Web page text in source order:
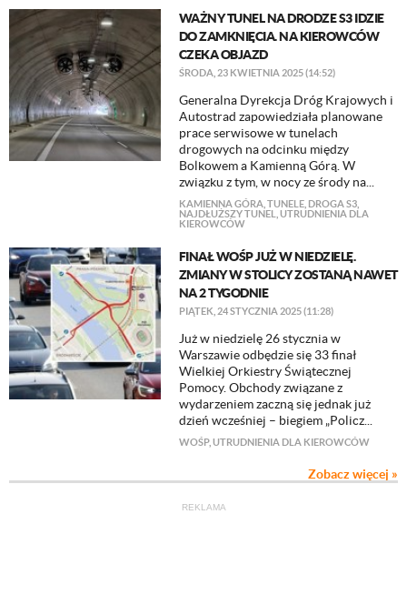
WAŻNY TUNEL NA DRODZE S3 IDZIE
DO ZAMKNIĘCIA. NA KIEROWCÓW
CZEKA OBJAZD
ŚRODA, 23 KWIETNIA 2025 (14:52)
Generalna Dyrekcja Dróg Krajowych i
Autostrad zapowiedziała planowane
prace serwisowe w tunelach
drogowych na odcinku między
Bolkowem a Kamienną Górą. W
związku z tym, w nocy ze środy na...
KAMIENNA GÓRA TUNELE, DROGA S3,
NAJDŁUŻSZY TUNEL UTRUDNIENIA DLA
KIEROWCÓW
FINAŁ WOŚP JUŻ W NIEDZIELĘ.
ZMIANY W STOLICY ZOSTANĄ NAWET
NA 2 TYGODNIE
PIĄTEK, 24 STYCZNIA 2025 (11:28)
Już w niedzielę 26 stycznia w
Warszawie odbędzie się 33 finał
Wielkiej Orkiestry Świątecznej
Pomocy. Obchody związane z
wydarzeniem zaczną się jednak już
dzień wcześniej – biegiem „Policz...
WOŚP, UTRUDNIENIA DLA KIEROWCÓW
Zobacz więcej »
REKLAMA